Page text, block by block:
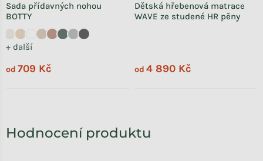
Hodnocení produktu
Sada přídavných nohou
BOTTY
+ další
od 709 Kč
Dětská hřebenová matrace
WAVE ze studené HR pěny
od 4 890 Kč